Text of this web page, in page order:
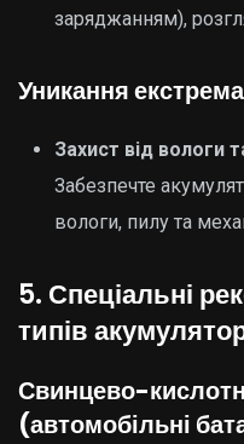
заряджанням),
Уникання
Захист від вологи
Забезпечте
вологи, пилу та
5. Спеціальні
типів
Свинцево-
(автомобільні